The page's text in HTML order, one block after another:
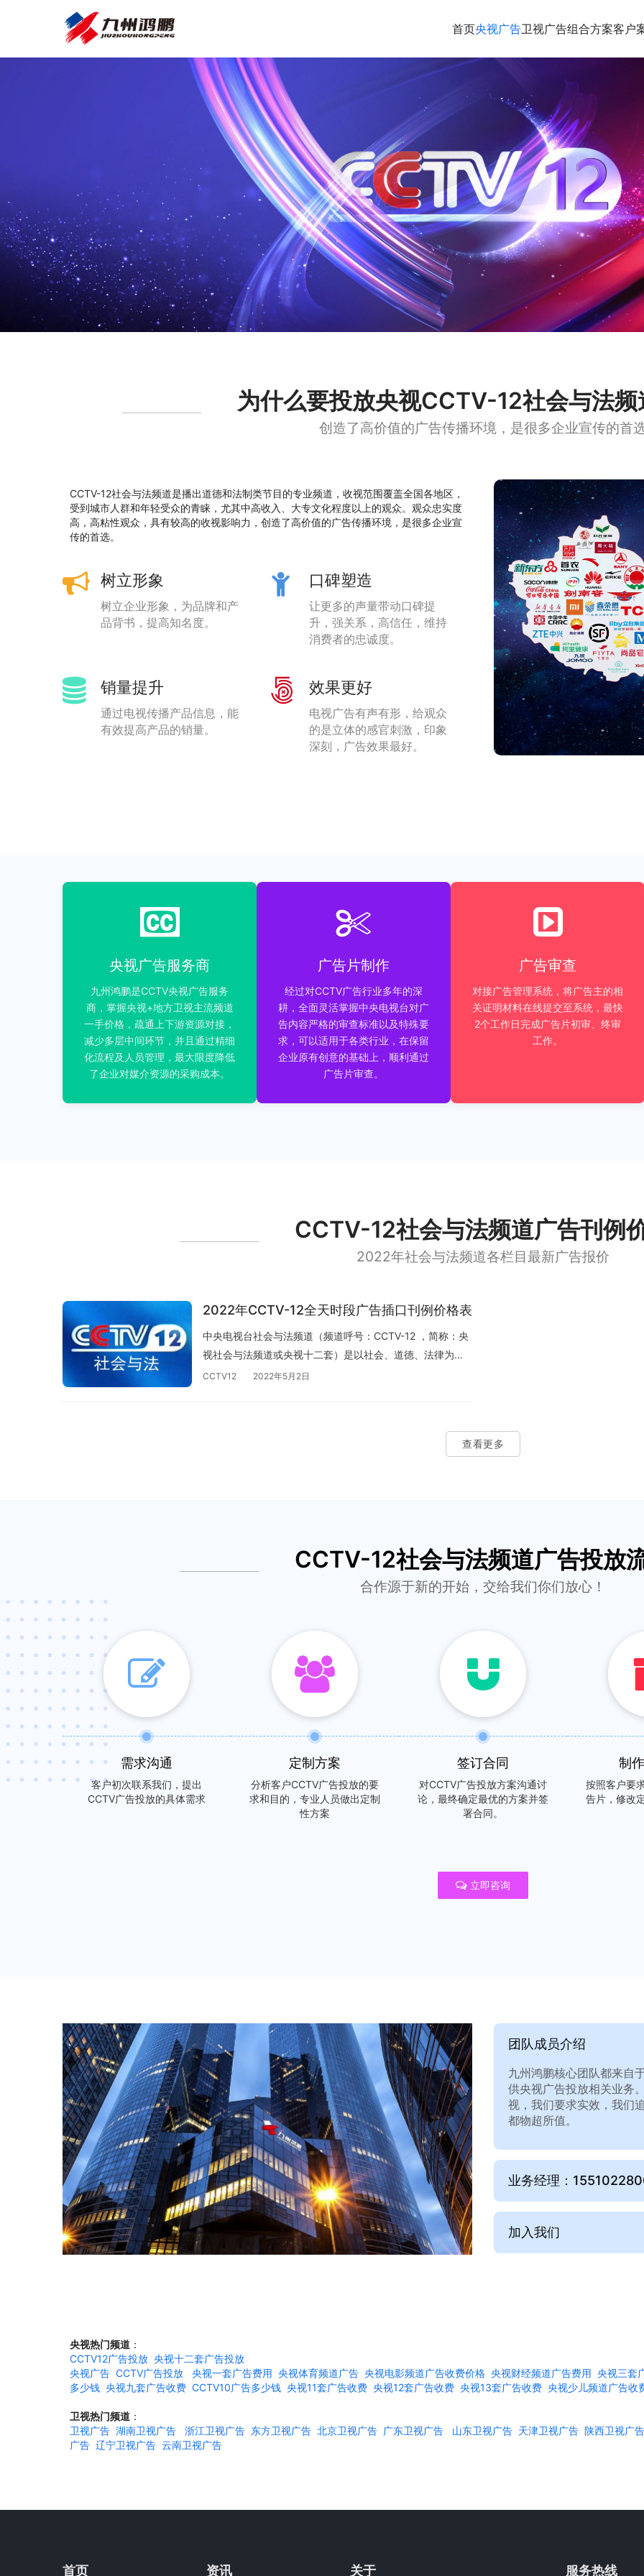
首页央视广告卫视广告组合方案客户
为什么要投放央视CCTV-12社会与法频
创造了高价值的广告传播环境，是很多企业宣传的首
CCTV-12社会与法频道是播出道德和法制类节目的专业频道，收视范围覆盖全国各地区，
受到城市人群和年轻受众的青睐，尤其中高收入、大专文化程度以上的观众。观众忠实度
高，高粘性观众，具有较高的收视影响力，创造了高价值的广告传播环境，是很多企业宣
传的首选。
树立形象
树立企业形象，为品牌和产
品背书，提高知名度。
口碑塑造
让更多的声量带动口碑提
升，强关系，高信任，维持
消费者的忠诚度。
销量提升
通过电视传播产品信息，能
有效提高产品的销量。
效果更好
电视广告有声有形，给观众
的是立体的感官刺激，印象
深刻，广告效果最好。
央视广告服务商
九州鸿鹏是CCTV央视广告服务
商，掌握央视+地方卫视主流频道
一手价格，疏通上下游资源对接，
减少多层中间环节，并且通过精细
化流程及人员管理，最大限度降低
了企业对媒介资源的采购成本。
广告片制作
经过对CCTV广告行业多年的深
耕，全面灵活掌握中央电视台对广
告内容严格的审查标准以及特殊要
求，可以适用于各类行业，在保留
企业原有创意的基础上，顺利通过
广告片审查。
广告审查
对接广告管理系统，将广告主的相
关证明材料在线提交至系统，最快
2个工作日完成广告片初审、终审
工作。
CCTV-12社会与法频道广告刊例
2022年社会与法频道各栏目最新广告报价
2022年CCTV-12全天时段广告插口刊例价格表
中央电视台社会与法频道（频道呼号：CCTV-12 ，简称：央
视社会与法频道或央视十二套）是以社会、道德、法律为主
要内容的电视频道，于2002年5月12日开播。 2002年5月12
法频道”。2014年1月1日，中央电视台社会与法频道高清频道
CCTV12 2022年5月2日
查看更多
CCTV-12社会与法频道广告投放
合作源于新的开始，交给我们你们放心！
需求沟通
客户初次联系我们，提出
CCTV广告投放的具体需求
定制方案
分析客户CCTV广告投放的要
求和目的，专业人员做出定制
性方案
签订合同
对CCTV广告投放方案沟通讨
论，最终确定最优的方案并签
署合同。
制
按照客户要
告片，修改
立即咨询
团队成员介绍
九州鸿鹏核心团队都来自
供央视广告投放相关业务
视，我们要求实效，我们
都物超所值。
业务经理：
加入我们
央视热门频道 ：
CCTV12广告投放 央视十二套广告投放
央视广告 CCTV广告投放 央视一套广告费用 央视体育频道广告 央视电影频道广告收费价格 央视财经频道广告费用 央视三套
多少钱 央视九套广告收费 CCTV10广告多少钱 央视11套广告收费 央视12套广告收费 央视13套广告收费 央视少儿频道广告收
卫视热门频道 ：
卫视广告 湖南卫视广告 浙江卫视广告 东方卫视广告 北京卫视广告 广东卫视广告 山东卫视广告 天津卫视广告 陕西卫视广告
广告 辽宁卫视广告 云南卫视广告
首页 资讯 关于 服务热线